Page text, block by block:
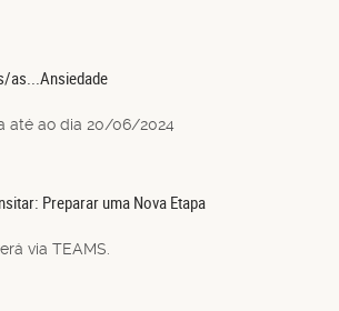
as...Ansiedade
até ao dia 20/06/2024
Preparar uma Nova Etapa
via TEAMS.